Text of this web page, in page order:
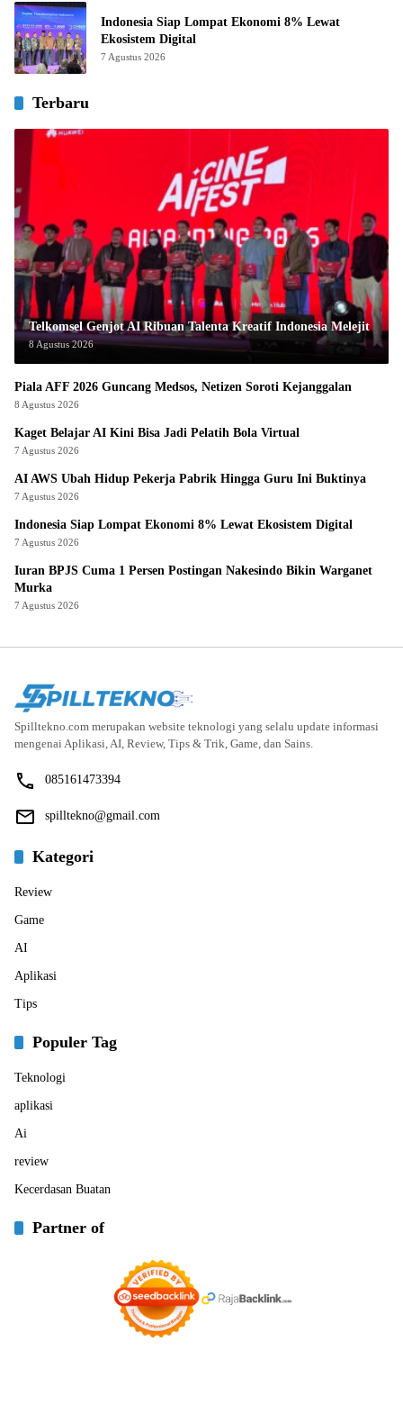
Indonesia Siap Lompat Ekonomi 8% Lewat
Ekosistem Digital
7 Agustus 2026
Terbaru
Telkomsel Genjot AI Ribuan Talenta Kreatif Indonesia Melejit
8 Agustus 2026
Piala AFF 2026 Guncang Medsos, Netizen Soroti Kejanggalan
8 Agustus 2026
Kaget Belajar AI Kini Bisa Jadi Pelatih Bola Virtual
7 Agustus 2026
AI AWS Ubah Hidup Pekerja Pabrik Hingga Guru Ini Buktinya
7 Agustus 2026
Indonesia Siap Lompat Ekonomi 8% Lewat Ekosistem Digital
7 Agustus 2026
Iuran BPJS Cuma 1 Persen Postingan Nakesindo Bikin Warganet
Murka
7 Agustus 2026
Spilltekno.com merupakan website teknologi yang selalu update informasi
mengenai Aplikasi, AI, Review, Tips & Trik, Game, dan Sains.
085161473394
spilltekno@gmail.com
Kategori
Review
Game
AI
Aplikasi
Tips
Populer Tag
Teknologi
aplikasi
Ai
review
Kecerdasan Buatan
Partner of